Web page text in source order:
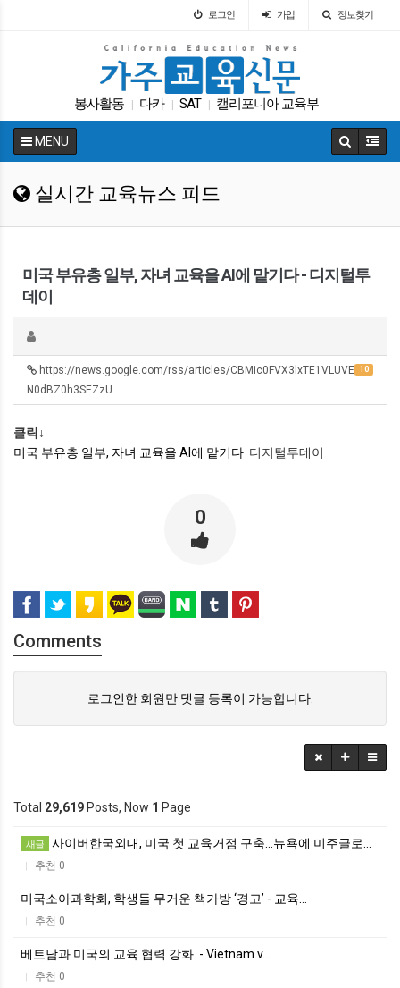
로그인 가입 정보찾기
봉사활동 다카 SAT 캘리포니아 교육부
| 가주교육부 Fafsa 휴교 팝사 학교급식
MENU
실시간 교육뉴스 피드
미국 부유층 일부, 자녀 교육을 AI에 맡기다 - 디지털투
데이
10
https://news.google.com/rss/articles/CBMic0FVX3lxTE1VLUVE
N0dBZ0h3SEZzU…
클릭↓
미국 부유층 일부, 자녀 교육을 AI에 맡기다 디지털투데이
0
Comments
로그인한 회원만 댓글 등록이 가능합니다.
Total 29,619 Posts, Now 1 Page
새글 사이버한국외대, 미국 첫 교육거점 구축…뉴욕에 미주글로…
| 추천 0
미국소아과학회, 학생들 무거운 책가방 ‘경고’ - 교육…
| 추천 0
베트남과 미국의 교육 협력 강화. - Vietnam.v…
| 추천 0